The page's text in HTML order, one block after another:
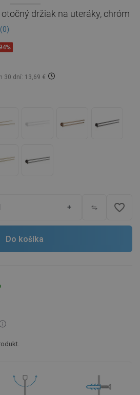
držiak na uteráky, chróm
(0)
30 dní: 13,69 €
+ favorite_border
Do košíka